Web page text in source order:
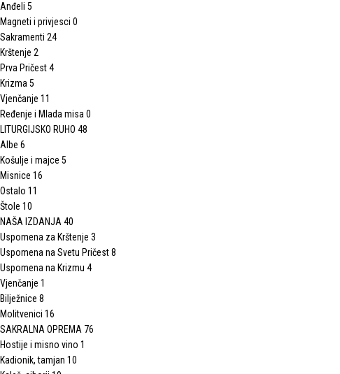
Anđeli 5
Magneti i privjesci 0
Sakramenti 24
Krštenje 2
Prva Pričest4
Krizma 5
Vjenčanje 11
Ređenje i Mlada misa 0
LITURGIJSKO RUHO 48
Albe 6
Košulje i majce 5
Misnice 16
Ostalo 11
Štole 10
NAŠA IZDANJA 40
Uspomena za Krštenje 3
Uspomena na Svetu Pričest8
Uspomena na Krizmu 4
Vjenčanje 1
Bilježnice 8
Molitvenici 16
SAKRALNA OPREMA 76
Hostije i misno vino 1
Kadionik, tamjan 10